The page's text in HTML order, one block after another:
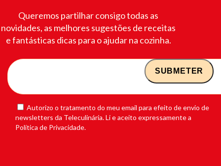
Queremos partilhar consigo todas as
novidades, as melhores sugestões de receitas
e fantásticas dicas para o ajudar na cozinha.
Autorizo o tratamento do meu email para efeito de envio de
newsletters da Teleculinária. Li e aceito expressamente a
Política de Privacidade.